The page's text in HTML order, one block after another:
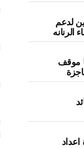
9 لاعبين لدعم
الرنانه
موقف